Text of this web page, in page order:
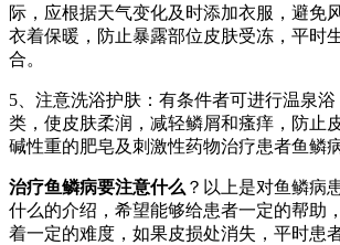
际，应根据天气变化及时添加衣服，避免
衣着保暖，防止暴露部位皮肤受冻，平时
合。
5、注意洗浴护肤：有条件者可进行温泉
类，使皮肤柔润，减轻鳞屑和瘙痒，防止
碱性重的肥皂及刺激性药物治疗患者鱼鳞病
治疗鱼鳞病要注意什么 ？以上是对鱼鳞病
什么的介绍，希望能够给患者一定的帮助
着一定的难度，如果皮损处消失，平时患